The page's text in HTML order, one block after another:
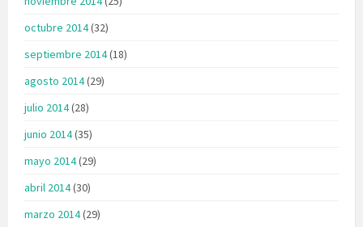
octubre 2014(32)
septiembre 2014(18)
agosto 2014(29)
julio 2014(28)
junio 2014(35)
mayo 2014(29)
abril 2014(30)
marzo 2014(29)